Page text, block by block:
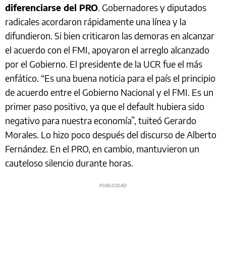
diferenciarse del PRO. Gobernadores y diputados
radicales acordaron rápidamente una línea y la
difundieron. Si bien criticaron las demoras en alcanzar
el acuerdo con el FMI, apoyaron el arreglo alcanzado
por el Gobierno. El presidente de la UCR fue el más
enfático. “Es una buena noticia para el país el principio
de acuerdo entre el Gobierno Nacional y el FMI. Es un
primer paso positivo, ya que el default hubiera sido
negativo para nuestra economía”, tuiteó Gerardo
Morales. Lo hizo poco después del discurso de Alberto
Fernández. En el PRO, en cambio, mantuvieron un
cauteloso silencio durante horas.